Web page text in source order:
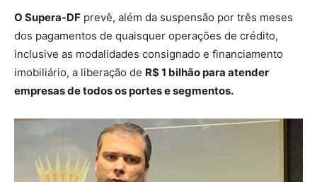
O Supera-DF prevê, além da suspensão por três meses
dos pagamentos de quaisquer operações de crédito,
inclusive as modalidades consignado e financiamento
imobiliário, a liberação de R$ 1 bilhão para atender
empresas de todos os portes e segmentos.